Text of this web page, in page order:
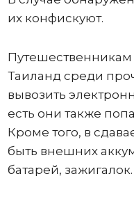
их конфискуют.
Путешественникам
Таиланд среди
вывозить
есть они также
Кроме того, в
быть внешних
батарей, зажигалок.